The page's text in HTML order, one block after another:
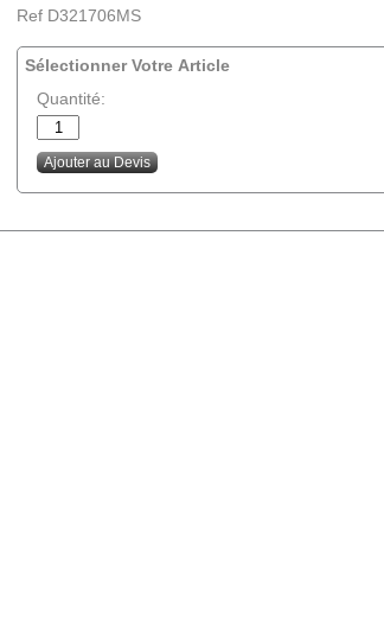
Ref D321706MS
Sélectionner Votre Article
Quantité: